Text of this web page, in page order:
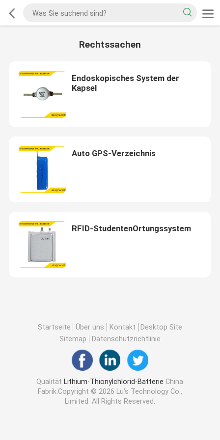
Rechtssachen
Endoskopisches System der
Kapsel
Auto GPS-Verzeichnis
RFID-StudentenOrtungssystem
Startseite Über uns Kontakt
Desktop Site
Sitemap
Datenschutzrichtlinie
Qualität Lithium-Thionylchlorid-Batterie China
Fabrik.Copyright © 2026 Lu’s Technology Co.,
Limited. All Rights Reserved.